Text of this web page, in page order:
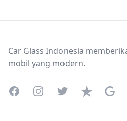
Car Glass Indonesia
mobil yang modern.
FacebookInstagramTwitterTrustpilot